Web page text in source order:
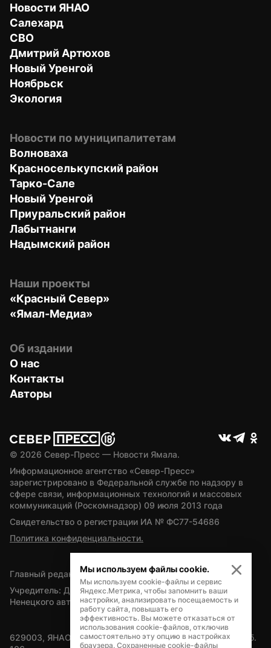
Новости ЯНАО
Салехард
СВО
Дмитрий Артюхов
Новый Уренгой
Ноябрьск
Экология
Новости по муниципалитетам
Волноваха
Красноселькупский район
Тарко-Сале
Новый Уренгой
Приуральский район
Лабытнанги
Надымский район
Наши проекты
«Красный Север»
«Ямал-Медиа»
Об издании
О нас
Контакты
Авторы
© 2026 Север-Пресс — Новости Ямала.
Информационное агентство «Север-Пресс»
зарегистрировано в Федеральной службе по надзору в
сфере связи, информационных технологий и массовых
коммуникаций (Роскомнадзор) 09 июля 2013 года
Свидетельство о регистрации ИА № ФС77-54686
Политика конфиденциальности.
Главный редактор — А.Л. Поздеев
Учредитель: Департамент внутренней политики Ямало-
Ненецкого автономного округа
629003, ЯНАО, Салехард, мкр. Богдана Кнунянца, д.1, каб.
Мы используем файлы cookie.
Мы используем cookie-файлы и сервис
Яндекс.Метрика, чтобы запомнить ваши
настройки, анализировать посещаемость и
работу сайта, повышать его
эффективность. Вы можете отказаться от
использования cookie-файлов, отключив
самостоятельно эту опцию в настройках
браузера. Сохраненные cookie-файлы